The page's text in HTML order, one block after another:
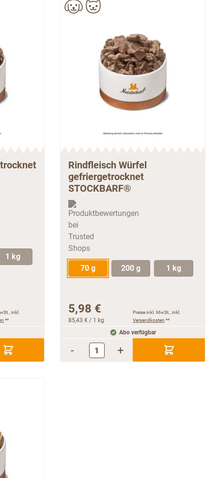
1 kg
inkl.
**
Rindfleisch Würfel
gefriergetrocknet
STOCKBARF®
70 g 200 g 1 kg
5,98 €
85,43 € / 1 kg
Preise inkl. MwSt., inkl.
Versandkosten
**
Abo verfügbar
- +